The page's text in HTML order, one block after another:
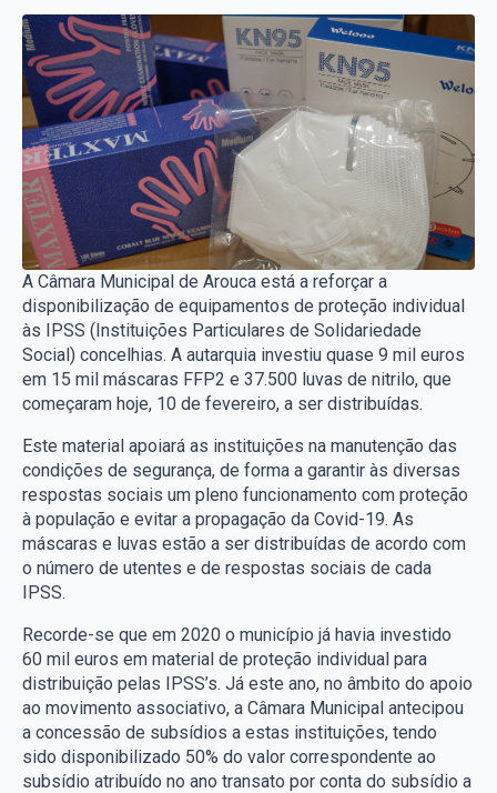
A Câmara Municipal de Arouca está a reforçar a
disponibilização de equipamentos de proteção individual
às IPSS (Instituições Particulares de Solidariedade
Social) concelhias. A autarquia investiu quase 9 mil euros
em 15 mil máscaras FFP2 e 37.500 luvas de nitrilo, que
começaram hoje, 10 de fevereiro, a ser distribuídas.
Este material apoiará as instituições na manutenção das
condições de segurança, de forma a garantir às diversas
respostas sociais um pleno funcionamento com proteção
à população e evitar a propagação da Covid-19. As
máscaras e luvas estão a ser distribuídas de acordo com
o número de utentes e de respostas sociais de cada
IPSS.
Recorde-se que em 2020 o município já havia investido
60 mil euros em material de proteção individual para
distribuição pelas IPSS’s. Já este ano, no âmbito do apoio
ao movimento associativo, a Câmara Municipal antecipou
a concessão de subsídios a estas instituições, tendo
sido disponibilizado 50% do valor correspondente ao
subsídio atribuído no ano transato por conta do subsídio a